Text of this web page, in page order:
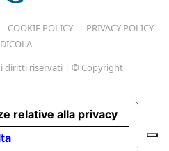
COOKIE POLICY
PRIVACY POLICY
i diritti riservati | © Copyright
relative alla privacy